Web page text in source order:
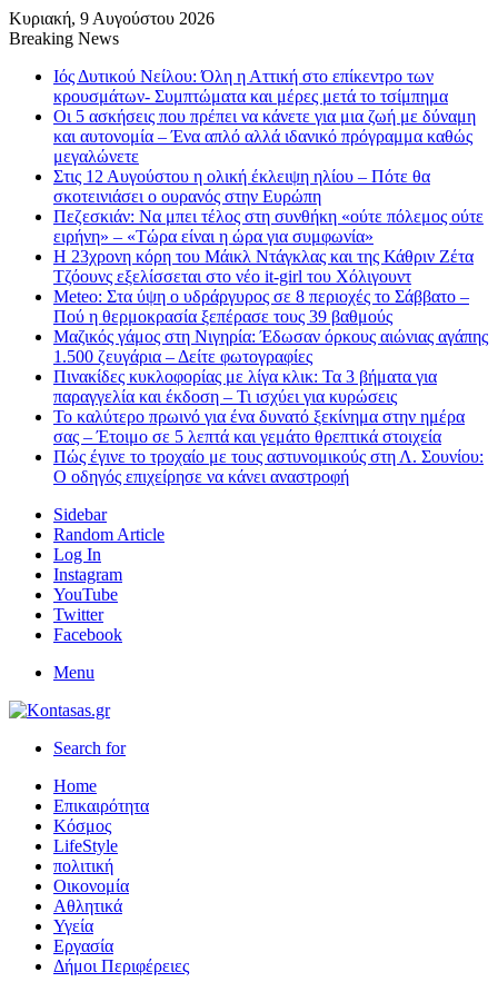
Κυριακή, 9 Αυγούστου 2026
Breaking News
Ιός Δυτικού Νείλου: Όλη η Αττική στο επίκεντρο των
κρουσμάτων- Συμπτώματα και μέρες μετά το τσίμπημα
Οι 5 ασκήσεις που πρέπει να κάνετε για μια ζωή με δύναμη
και αυτονομία – Ένα απλό αλλά ιδανικό πρόγραμμα καθώς
μεγαλώνετε
Στις 12 Αυγούστου η ολική έκλειψη ηλίου – Πότε θα
σκοτεινιάσει ο ουρανός στην Ευρώπη
Πεζεσκιάν: Να μπει τέλος στη συνθήκη «ούτε πόλεμος ούτε
ειρήνη» – «Τώρα είναι η ώρα για συμφωνία»
Η 23χρονη κόρη τoυ Μάικλ Ντάγκλας και της Κάθριν Ζέτα
Τζόουνς εξελίσσεται στο νέο it-girl του Χόλιγουντ
Meteo: Στα ύψη ο υδράργυρος σε 8 περιοχές το Σάββατο –
Πού η θερμοκρασία ξεπέρασε τους 39 βαθμούς
Μαζικός γάμος στη Νιγηρία: Έδωσαν όρκους αιώνιας αγάπης
1.500 ζευγάρια – Δείτε φωτογραφίες
Πινακίδες κυκλοφορίας με λίγα κλικ: Τα 3 βήματα για
παραγγελία και έκδοση – Τι ισχύει για κυρώσεις
Το καλύτερο πρωινό για ένα δυνατό ξεκίνημα στην ημέρα
σας – Έτοιμο σε 5 λεπτά και γεμάτο θρεπτικά στοιχεία
Πώς έγινε το τροχαίο με τους αστυνομικούς στη Λ. Σουνίου:
Ο οδηγός επιχείρησε να κάνει αναστροφή
Sidebar
Random Article
Log In
Instagram
YouTube
Twitter
Facebook
Menu
Search for
Home
Επικαιρότητα
Κόσμος
LifeStyle
πολιτική
Οικονομία
Αθλητικά
Υγεία
Εργασία
Δήμοι Περιφέρειες